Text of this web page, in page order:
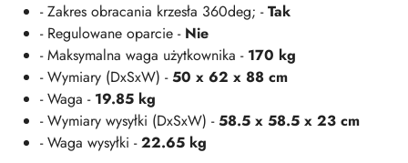
- Zakres obracania krzesła 360deg; -Tak
- Regulowane oparcie - Nie
- Maksymalna waga użytkownika - 170 kg
- Wymiary (DxSxW) -50 x 62 x 88 cm
- Waga - 19.85 kg
- Wymiary wysyłki (DxSxW) -58.5 x 58.5 x 23 cm
- Waga wysyłki -22.65 kg